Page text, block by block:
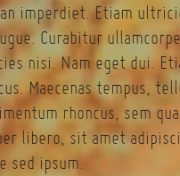
imperdiet. Etiam
Curabitur
nisi. Nam eget dui.
Maecenas tempus,
rhoncus, sem
libero, sit amet
sed ipsum.